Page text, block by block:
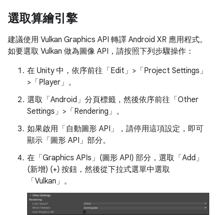
選取算繪引擎
建議使用 Vulkan Graphics API 轉譯 Android XR 應用程式。
如要選取 Vulkan 做為圖像 API，請按照下列步驟操作：
在 Unity 中，依序前往「Edit」>「Project Settings」
>「Player」。
選取「Android」 分頁標籤，然後依序前往「Other
Settings」>「Rendering」 。
如果啟用「自動圖形 API」
，請停用這項設定，即可
顯示「圖形 API」 部分。
在「Graphics APIs」(圖形 API) 部分，選取「Add」
(新增) (+) 按鈕，然後從下拉式選單中選取
「Vulkan」 。